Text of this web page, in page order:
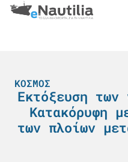
ΚΌΣΜΟΣ
Εκτόξευση των
Κατακόρυφη
των πλοίων